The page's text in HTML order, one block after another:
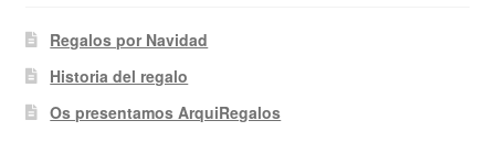
Regalos por Navidad
Historia del regalo
Os presentamos ArquiRegalos